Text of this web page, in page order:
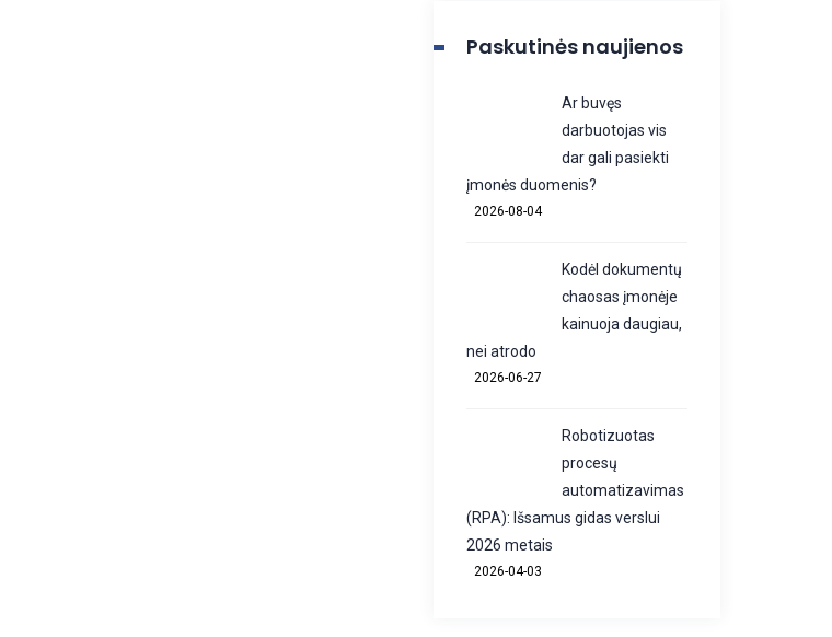
Paskutinės naujienos
Ar buvęs
darbuotojas vis
dar gali pasiekti
įmonės duomenis?
2026-08-04
Kodėl dokumentų
chaosas įmonėje
kainuoja daugiau,
nei atrodo
2026-06-27
Robotizuotas
procesų
automatizavimas
(RPA): Išsamus gidas verslui
2026 metais
2026-04-03